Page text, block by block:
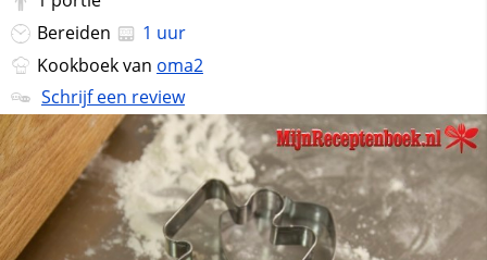
Bereiden
1 uur
Kookboek van oma2
Schrijf een review